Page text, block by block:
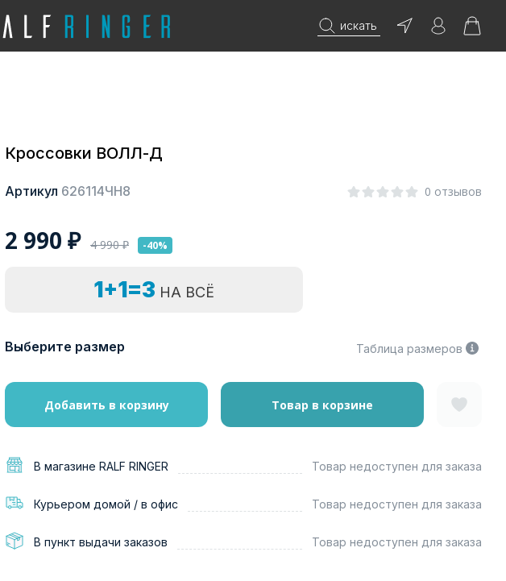
искать
Кроссовки ВОЛЛ-Д
Артикул 626114ЧН8 0 отзывов
2 990 ₽ 4 990₽ -40%
1+1=3 НА ВСЁ
Выберите размер Таблица размеров
Добавить в корзину Товар в корзине
В магазине RALF RINGER Товар недоступен для заказа
Курьером домой / в офис Товар недоступен для заказа
В пункт выдачи заказов Товар недоступен для заказа